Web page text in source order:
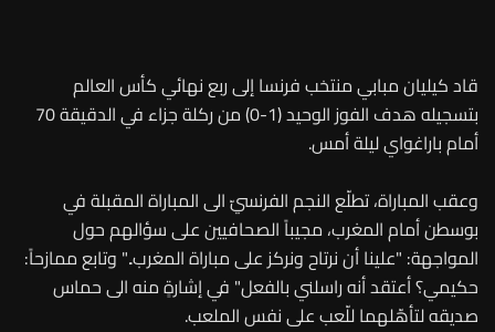
قاد كيليان مبابي منتخب فرنسا إلى ربع نهائي كأس العالم
بتسجيله هدف الفوز الوحيد (1-0) من ركلة جزاء في الدقيقة 70
أمام باراغواي ليلة أمس.
وعقب المباراة، تطلّع النجم الفرنسيّ الى المباراة المقبلة في
بوسطن أمام المغرب، مجيباً الصحافيين على سؤالهم حول
المواجهة: "علينا أن نرتاح ونركز على مباراة المغرب.." وتابع ممازحاً:
حكيمي؟ أعتقد أنه راسلني بالفعل" في إشارةٍ منه الى حماس
صديقه لتأهّلهما للّعب على نفس الملعب.